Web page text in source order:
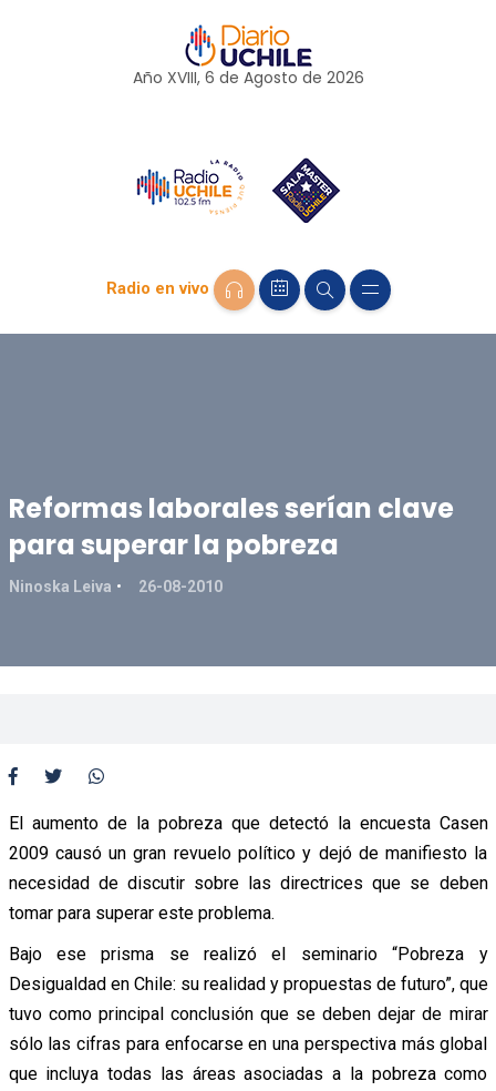
Año XVIII, 6 de Agosto de 2026
Radio en vivo
Reformas laborales serían clave
para superar la pobreza
Ninoska Leiva 26-08-2010
El aumento de la pobreza que detectó la encuesta Casen
2009 causó un gran revuelo político y dejó de manifiesto la
necesidad de discutir sobre las directrices que se deben
tomar para superar este problema.
Bajo ese prisma se realizó el seminario “Pobreza y
Desigualdad en Chile: su realidad y propuestas de futuro”, que
tuvo como principal conclusión que se deben dejar de mirar
sólo las cifras para enfocarse en una perspectiva más global
que incluya todas las áreas asociadas a la pobreza como